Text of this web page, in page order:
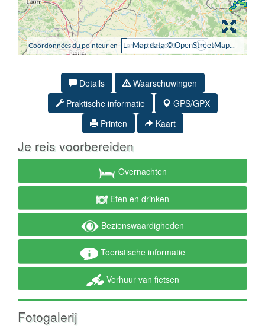
Details
Waarschuwingen
Praktische informatie
GPS/GPX
Printen
Kaart
Je reis voorbereiden
Overnachten
Eten en drinken
Bezienswaardigheden
Toeristische informatie
Verhuur van fietsen
Fotogalerij